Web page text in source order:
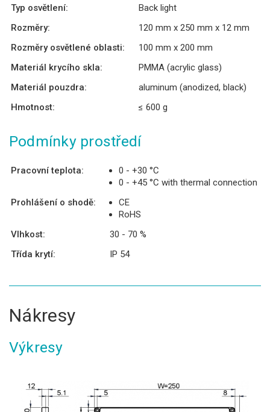
Typ osvětlení:
Back light
Rozměry:
120 mm x 250 mm x 12 mm
Rozměry osvětlené oblasti:
100 mm x 200 mm
Materiál krycího skla:
PMMA (acrylic glass)
Materiál pouzdra:
aluminum (anodized, black)
Hmotnost:
≤ 600 g
Podmínky prostředí
Pracovní teplota:
0 - +30 °C
0 - +45 °C with thermal connection
Prohlášení o shodě:
CE
RoHS
Vlhkost:
30 - 70 %
Třída krytí:
IP 54
Nákresy
Výkresy